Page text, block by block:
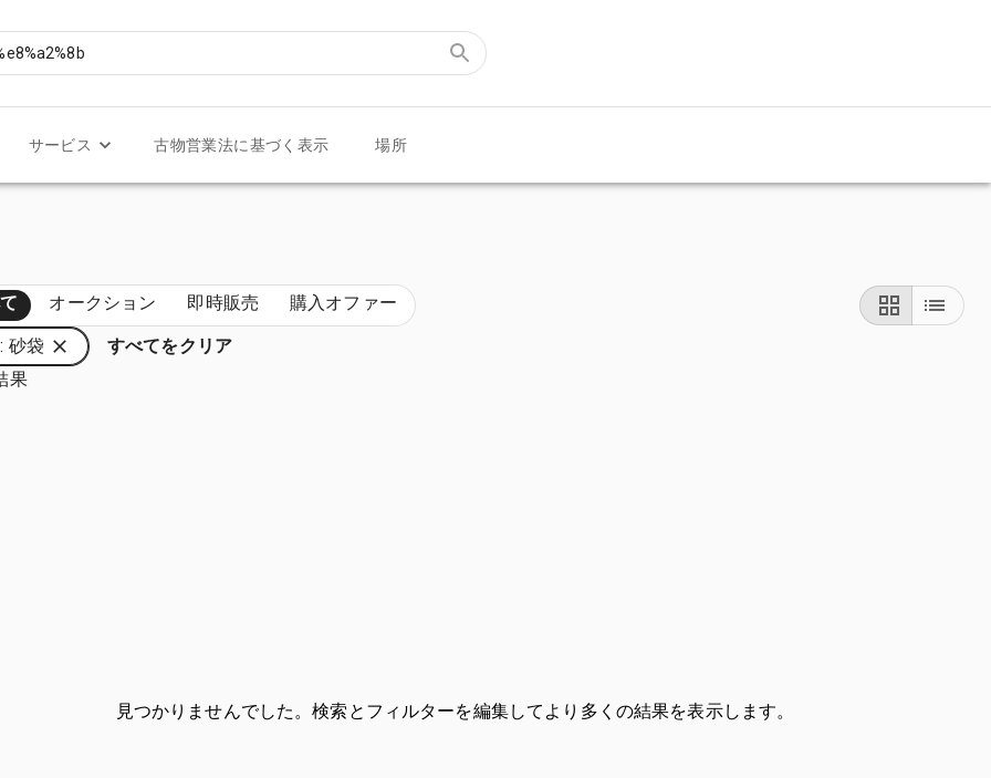
サービス 古物営業法に基づく表示 場所
オークション 即時販売 購入オファー
砂袋
すべてをクリア
果
見つかりませんでした。検索とフィルターを編集してより多くの結果を表示します。